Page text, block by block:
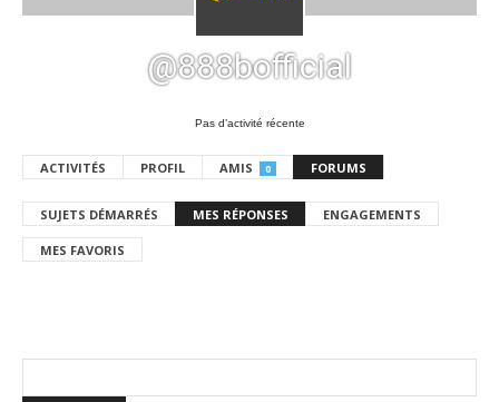
@888bofficial
Pas d’activité récente
ACTIVITÉS PROFIL AMIS 0 FORUMS
SUJETS DÉMARRÉS MES RÉPONSES ENGAGEMENTS
MES FAVORIS